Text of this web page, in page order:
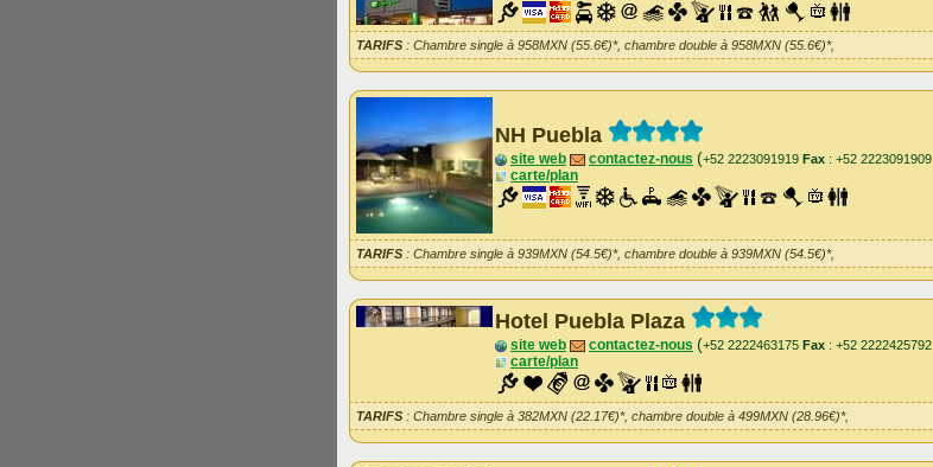
TARIFS : Chambre single à 958MXN (55.6€)*, chambre double à 958MXN (55.6€)*,
NH Puebla
site web contactez-nous (+52 2223091919 Fax : +52 2223091909
carte/plan
TARIFS : Chambre single à 939MXN (54.5€)*, chambre double à 939MXN (54.5€)*,
Hotel Puebla Plaza
site web contactez-nous (+52 2222463175 Fax : +52 2222425792
carte/plan
TARIFS : Chambre single à 382MXN (22.17€)*, chambre double à 499MXN (28.96€)*,